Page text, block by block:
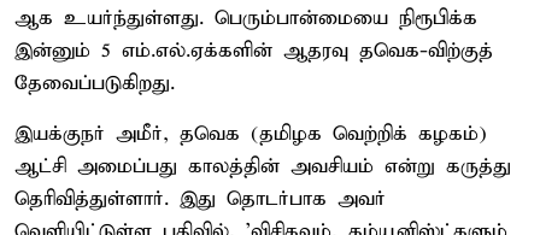
ஆக உயர்ந்துள்ளது. பெரும்பான்மையை நிரூபிக்க
இன்னும் 5 எம்.எல்.ஏக்களின் ஆதரவு தவெக-விற்குத்
தேவைப்படுகிறது.
இயக்குநர் அமீர், தவெக (தமிழக வெற்றிக் கழகம்)
ஆட்சி அமைப்பது காலத்தின் அவசியம் என்று கருத்து
தெரிவித்துள்ளார். இது தொடர்பாக அவர்